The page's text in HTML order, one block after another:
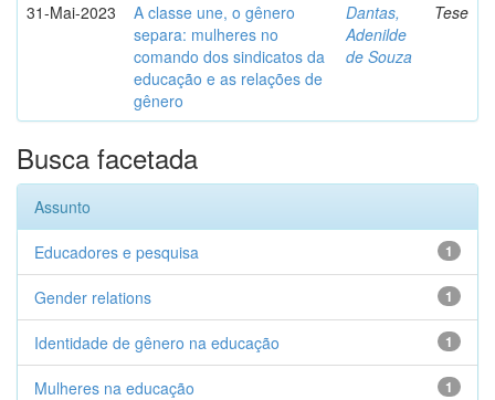
31-Mai-2023
A classe une, o gênero
separa: mulheres no
comando dos sindicatos da
educação e as relações de
gênero
Dantas,
Adenilde
de Souza
Tese
Busca facetada
Assunto
1
Educadores e pesquisa
1
Gender relations
1
Identidade de gênero na educação
1
Mulheres na educação